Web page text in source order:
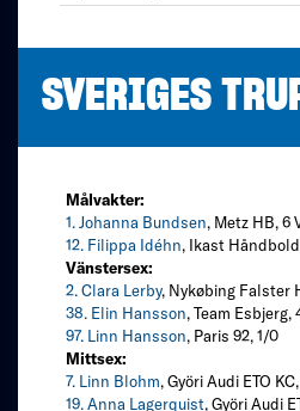
SVERIGES
Målvakter:
1. Johanna Bundsen, Metz HB, 6
12. Filippa Idéhn, Ikast
Vänstersex:
2. Clara Lerby, Nykøbing Falster
38. Elin Hansson, Team Esbjerg,
97. Linn Hansson, Paris 92, 1/0
Mittsex:
7. Linn Blohm, Györi Audi ETO
19. Anna Lagerquist, Györi Audi